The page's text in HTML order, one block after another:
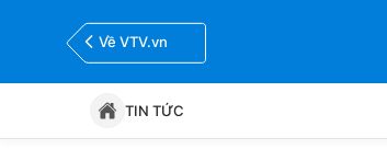
Về VTV.vn
TIN TỨC